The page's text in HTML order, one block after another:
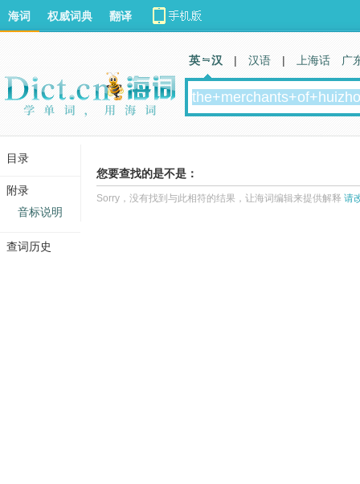
您要查找的是不是：
Sorry，没有找到与此相符的结果，让海词编辑来提供解释 请
海词 权威词典 翻译
英 汉 | 汉语 | 上海话 广
目录
附录
音标说明
查词历史